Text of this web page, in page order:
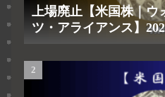
上場廃止【米国株｜ウ
ツ・アライアンス】